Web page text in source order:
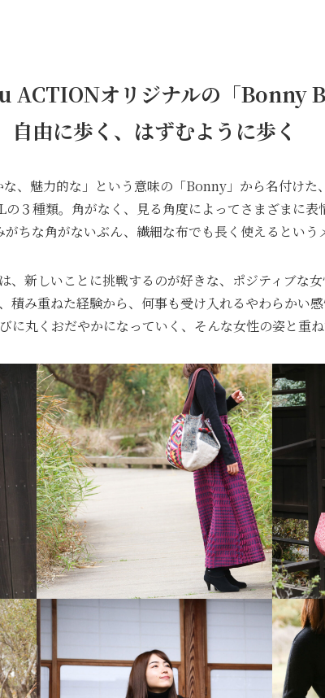
オリジナルの「Bonny
自由に歩く、はずむように歩く
、魅力的な」という意味の「Bonny」から名付けた
３種類。角がなく、見る角度によってさまざまに表
ちな角がないぶん、繊細な布でも長く使えるという
、新しいことに挑戦するのが好きな、 ポジティブな
積み重ねた経験から、何事も受け入れるやわらかい感
に丸くおだやかになっていく、そんな女性の姿と重ね